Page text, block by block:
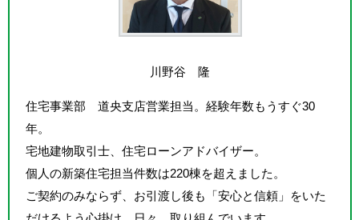
川野谷 隆
住宅事業部 道央支店営業担当。経験年数もうすぐ30
年。
宅地建物取引士、住宅ローンアドバイザー。
個人の新築住宅担当件数は220棟を超えました。
ご契約のみならず、お引渡し後も「安心と信頼」をいた